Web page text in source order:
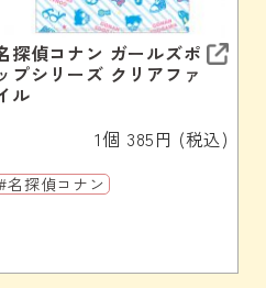
探偵コナン ガールズポ
プシリーズ クリアファ
ル
1個 385円 (税込)
名探偵コナン